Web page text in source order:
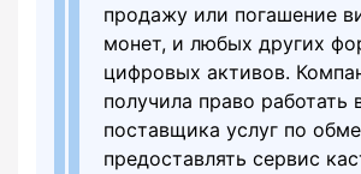
продажу или погашение
монет, и любых других
цифровых активов.
получила право работать
поставщика услуг по
предоставлять сервис